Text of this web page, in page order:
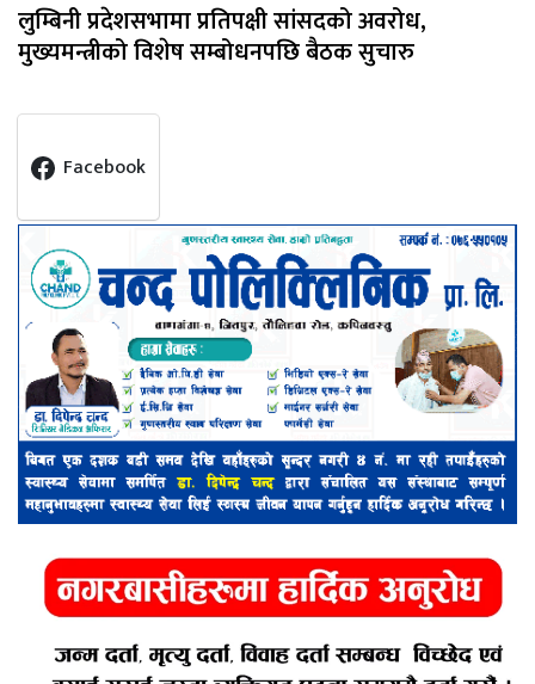
लुम्बिनी प्रदेशसभामा प्रतिपक्षी सांसदको अवरोध,
मुख्यमन्त्रीको विशेष सम्बोधनपछि बैठक सुचारु
Facebook